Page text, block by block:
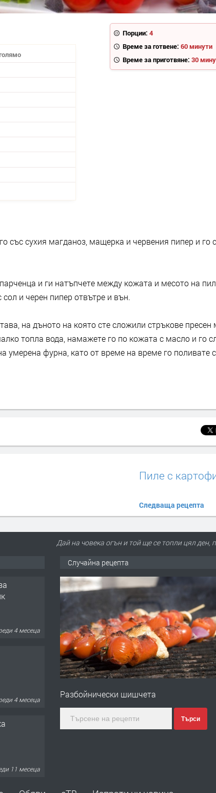
Порции: 4
Време за готвене: 60 минути
Време за приготвяне: 30
със сухия магданоз, мащерка и червения пипер и го
и ги натъпчете между кожата и месото на
и черен пипер отвътре и вън.
на дъното на която сте сложили стръкове пресен
топла вода, намажете го по кожата с масло и го
умерена фурна, като от време на време го поливате
Пиле с
Следваща рецепта
Дай на човека огън и той ще се топли цял
4 месеца
4 месеца
11 месеца
Случайна рецепта
Разбойнически шишчета
Търси